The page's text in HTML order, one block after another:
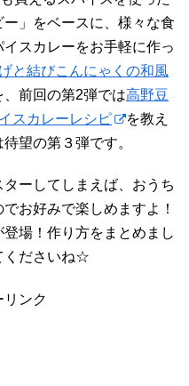
」をベースに、様々な食
スカレーをお手軽に作っ
と結びこんにゃくの和風
、前回の第2弾では高野豆
スカレーレシピ
を教え
望の第３弾です。
ーしてしまえば、おうち
お好みで楽しめますよ！
場！作り方をまとめまし
くださいね☆
リンク